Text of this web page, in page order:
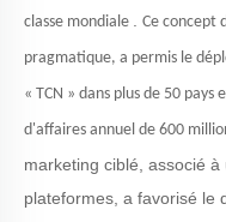
classe mondiale . Ce concept
pragmatique, a permis le
« TCN » dans plus de 50
d'affaires annuel de 600
marketing ciblé, associé
plateformes, a favorisé le